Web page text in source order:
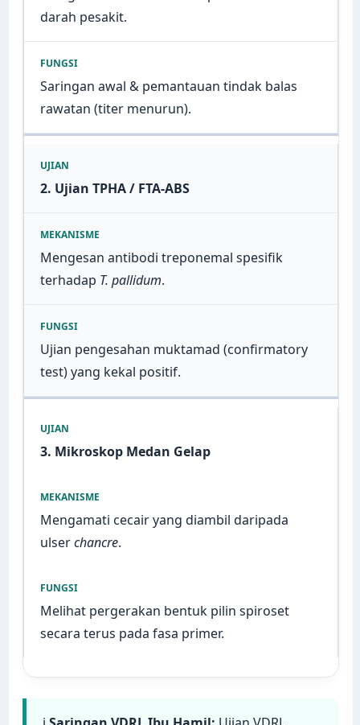
darah pesakit.
Saringan awal & pemantauan tindak balas
rawatan (titer menurun).
2. Ujian TPHA / FTA-ABS
Mengesan antibodi treponemal spesifik
terhadap T. pallidum.
Ujian pengesahan muktamad (confirmatory
test) yang kekal positif.
3. Mikroskop Medan Gelap
Mengamati cecair yang diambil daripada
ulserchancre.
Melihat pergerakan bentuk pilin spiroset
secara terus pada fasa primer.